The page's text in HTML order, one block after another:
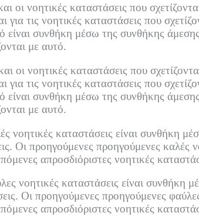
οι νοητικές καταστάσεις που
για τις νοητικές καταστάσεις που
είναι συνθήκη μέσω της συνθήκης
με αυτό.
οι νοητικές καταστάσεις που
για τις νοητικές καταστάσεις που
είναι συνθήκη μέσω της συνθήκης
με αυτό.
νοητικές καταστάσεις είναι συνθήκη
Οι προηγούμενες προηγούμενες καλές
απροσδιόριστες νοητικές
νοητικές καταστάσεις είναι συνθήκη
Οι προηγούμενες προηγούμενες
απροσδιόριστες νοητικές